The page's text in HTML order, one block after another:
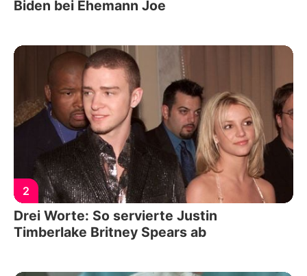
Biden bei Ehemann Joe
2
Drei Worte: So servierte Justin
Timberlake Britney Spears ab